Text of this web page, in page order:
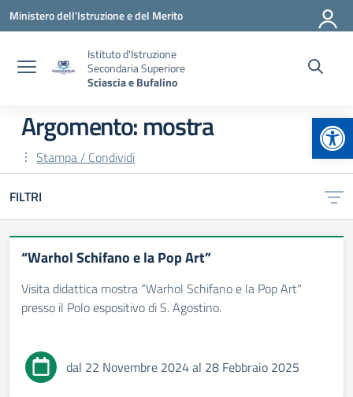
Vai ai contenuti
Vai al menu di navigazione
Vai al footer
Ministero dell'Istruzione e del Merito
Istituto d'Istruzione
Secondaria Superiore
Sciascia e Bufalino
Argomento: mostra
Stampa / Condividi
FILTRI
“Warhol Schifano e la Pop Art”
Visita didattica mostra “Warhol Schifano e la Pop Art"
presso il Polo espositivo di S. Agostino.
dal 22 Novembre 2024 al 28 Febbraio 2025